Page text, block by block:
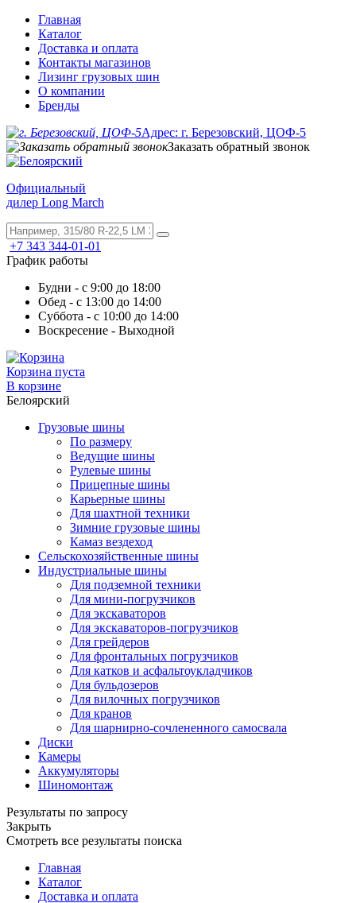
Главная
Каталог
Доставка и оплата
Контакты магазинов
Лизинг грузовых шин
О компании
Бренды
Адрес: г. Березовский, ЦОФ-5
Заказать обратный звонок
Официальный
дилер Long March
+7 343 344-01-01
График работы
Будни - с 9:00 до 18:00
Обед - с 13:00 до 14:00
Суббота - с 10:00 до 14:00
Воскресение - Выходной
Корзина пуста
В корзине
Белоярский
Грузовые шины
По размеру
Ведущие шины
Рулевые шины
Прицепные шины
Карьерные шины
Для шахтной техники
Зимние грузовые шины
Камаз вездеход
Сельскохозяйственные шины
Индустриальные шины
Для подземной техники
Для мини-погрузчиков
Для экскаваторов
Для экскаваторов-погрузчиков
Для грейдеров
Для фронтальных погрузчиков
Для катков и асфальтоукладчиков
Для бульдозеров
Для вилочных погрузчиков
Для кранов
Для шарнирно-сочлененного самосвала
Диски
Камеры
Аккумуляторы
Шиномонтаж
Результаты по запросу
Закрыть
Смотреть все результаты поиска
Главная
Каталог
Доставка и оплата